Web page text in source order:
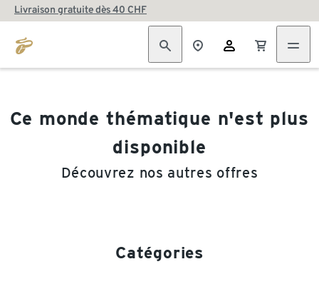
Livraison gratuite dès 40 CHF
Ce monde thématique n'est plus
disponible
Découvrez nos autres offres
Catégories